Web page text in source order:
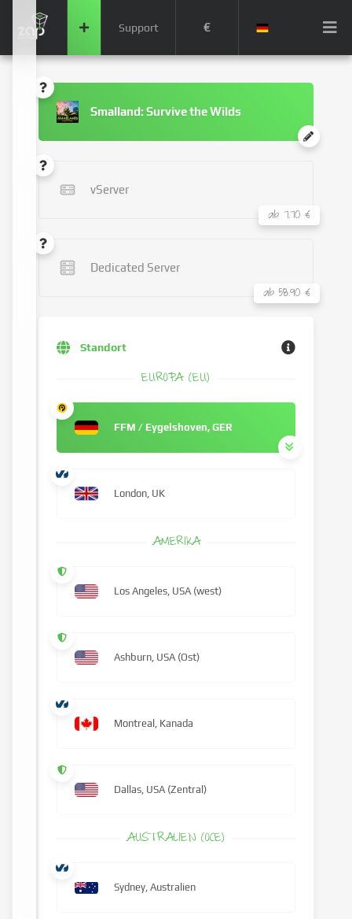
Support €
Smalland: Survive the Wilds
vServer
ab 7.70 €
Dedicated Server
ab 58.90 €
Standort
EUROPA (EU)
FFM / Eygelshoven, GER
London, UK
AMERIKA
Los Angeles, USA (west)
Ashburn, USA (Ost)
Montreal, Kanada
Dallas, USA (Zentral)
AUSTRALIEN (OCE)
Sydney, Australien